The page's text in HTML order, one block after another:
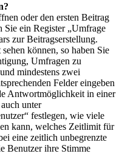
oder den ersten Beitrag
Sie ein Register „Umfrage
zur Beitragserstellung.
können, so haben Sie
Umfragen zu
mindestens zwei
Felder eingeben
Antwortmöglichkeit in einer
unter
festlegen, wie viele
kann, welches Zeitlimit für
eine zeitlich unbegrenzte
Benutzer ihre Stimme